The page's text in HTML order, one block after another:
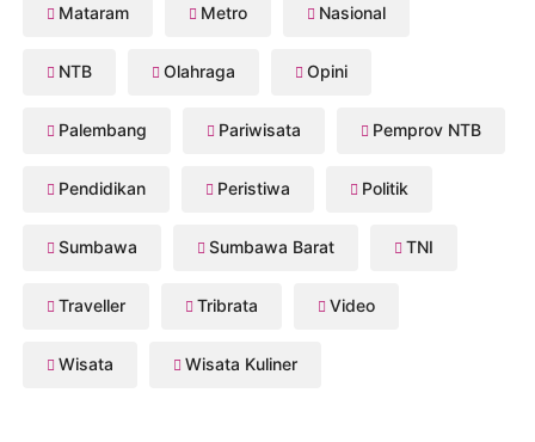
Mataram Metro Nasional
NTB Olahraga Opini
Palembang Pariwisata Pemprov NTB
Pendidikan Peristiwa Politik
Sumbawa Sumbawa Barat TNI
Traveller Tribrata Video
Wisata Wisata Kuliner